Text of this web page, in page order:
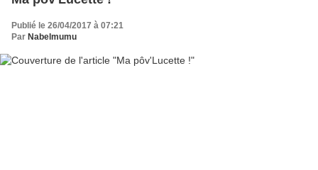
Publié le 26/04/2017 à 07:21
Par Nabelmumu